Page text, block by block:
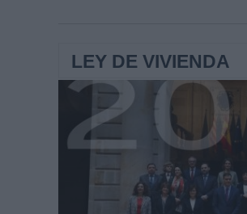
LEY DE VIVIENDA
Derechos:
Información adicional
link